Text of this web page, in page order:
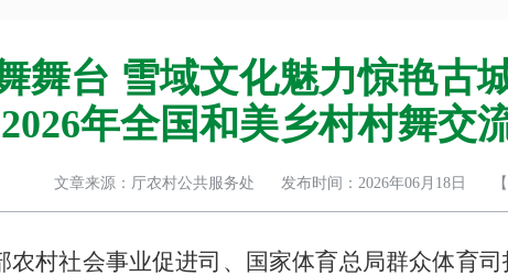
舞台 雪域文化魅力惊艳
年全国和美乡村村舞交
文章来源：厅农村公共服务处 发布时间：2026年06月18日 【
农村社会事业促进司、国家体育总局群众体育